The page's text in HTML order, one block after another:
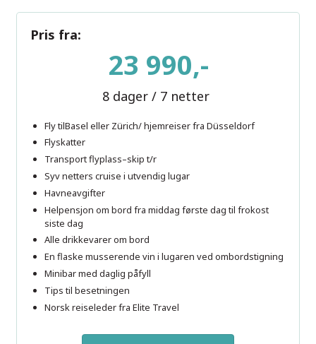
Place Kléber, Strasbourg
La Petite France i Strasbourg
Pris fra:
23 990,-
8 dager / 7 netter
Fly tilBasel eller Zürich/ hjemreiser fra Düsseldorf
Flyskatter
Transport flyplass–skip t/r
Syv netters cruise i utvendig lugar
Havneavgifter
Helpensjon om bord fra middag første dag til frokost
siste dag
Alle drikkevarer om bord
En flaske musserende vin i lugaren ved ombordstigning
Minibar med daglig påfyll
Tips til besetningen
Norsk reiseleder fra Elite Travel